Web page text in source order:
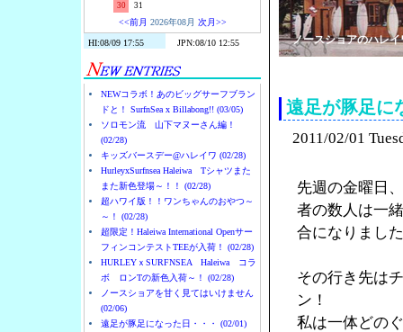
30
31
<<前月 2026年08月 次月>>
NEWコラボ！あのビッグサーフブラン
ドと！ SurfnSea x Billabong!! (03/05)
ソロモン流 山下マヌーさん編！
(02/28)
キッズバースデー@ハレイワ (02/28)
HurleyxSurfnsea Haleiwa Tシャツまた
また新色登場～！！ (02/28)
超ハワイ版！！ワンちゃんのおやつ～
～！ (02/28)
超限定！Haleiwa International Openサー
フィンコンテストTEEが入荷！ (02/28)
HURLEYｘSURFNSEA Haleiwa コラ
ボ ロンTの新色入荷～！ (02/28)
ノースショアを甘く見てはいけません
(02/06)
遠足が豚足になった日・・・ (02/01)
ノースショアのハレ
遠足が豚足に
2011/02/01
先週の金曜日
者の数人は一
合になりまし
その行き先は
ン！
私は一体どの